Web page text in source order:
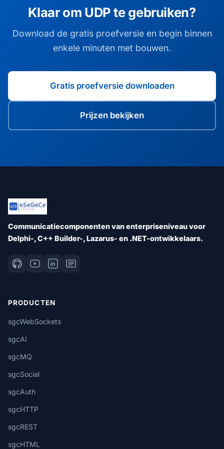
Klaar om UDP te gebruiken?
Download de gratis proefversie en begin binnen
enkele minuten met bouwen.
Gratis proefversie downloaden
Prijzen bekijken
Communicatiecomponenten van enterpriseniveau voor
Delphi-, C++ Builder-, Lazarus- en .NET-ontwikkelaars.
PRODUCTEN
sgcWebSockets
sgcAI
sgcMQ
sgcSocial
sgcAuth
sgcHTTP
sgcREST
sgcHTML